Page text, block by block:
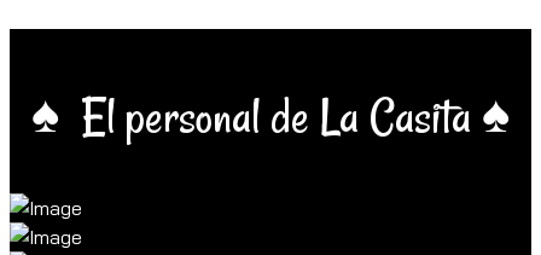
♠ El personal de La Casita ♠